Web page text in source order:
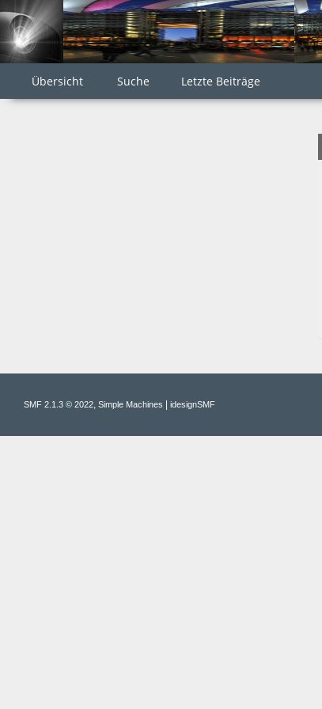
Übersicht Suche Letzte Beiträge
SMF 2.1.3 © 2022, Simple Machines | idesignSMF